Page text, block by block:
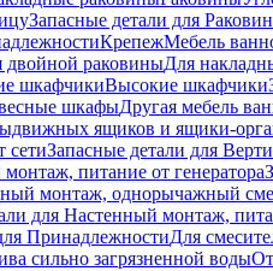
Запасные детали для
КрепежМебель
двойной раковиныДля
шкафчикиВысокие шкафчики
шкафыДругая мебель
ящиков и ящики-
сетиЗапасные детали для
питание от генератора
монтаж, однорычажный
для Настенный монтаж,
ПринадлежностиДля
сильно загрязненной воды